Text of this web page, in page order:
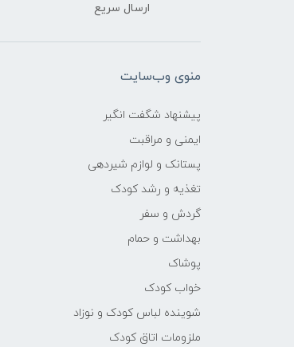
ارسال سریع
منوی وب‌سایت
پیشنهاد شگفت انگیر
ایمنی و مراقبت
پستانک و لوازم شیردهی
تغذیه و رشد کودک
گردش و سفر
بهداشت و حمام
پوشاک
خواب کودک
شوینده لباس کودک و نوزاد
ملزومات اتاق کودک